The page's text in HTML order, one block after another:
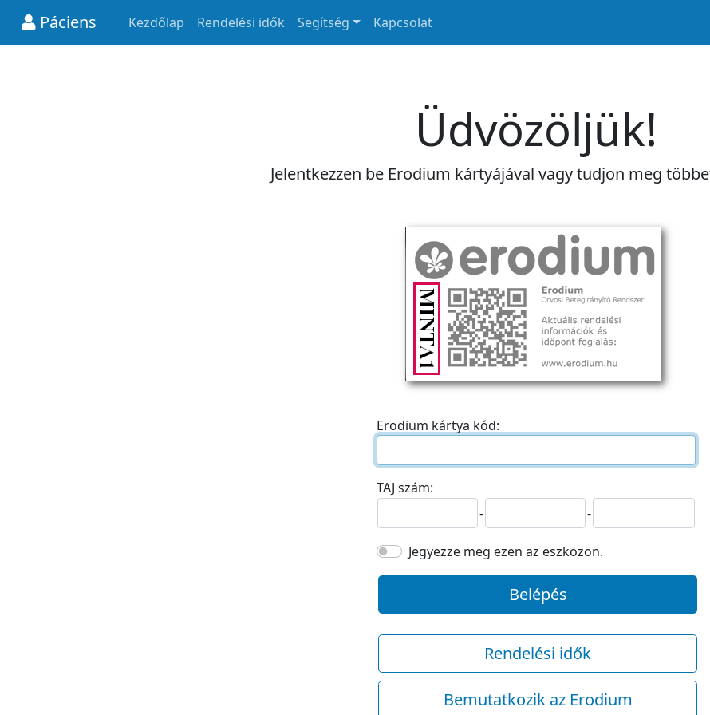
Páciens Kezdőlap Rendelési idők Segítség Kapcsolat
Üdvözöljük!
Jelentkezzen be Erodium kártyájával vagy tudjon meg
Erodium kártya kód:
TAJ szám:
-
-
Jegyezze meg ezen az eszközön.
Belépés
Rendelési idők
Bemutatkozik az Erodium